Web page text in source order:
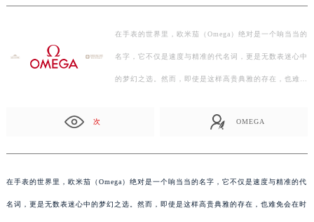
在手表的世界里，欧米茄（Omega）绝对是一个响当当的
名字，它不仅是速度与精准的代名词，更是无数表迷心中
的梦幻之选。然而，即使是这样高贵典雅的存在，也难免
次 OMEGA
在手表的世界里，欧米茄（Omega）绝对是一个响当当的名字，它不仅是速度与精准的代
名词，更是无数表迷心中的梦幻之选。然而，即使是这样高贵典雅的存在，也难免会在时